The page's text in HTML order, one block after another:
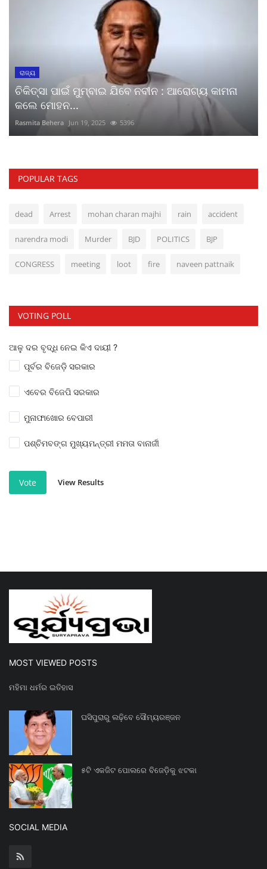
ରାଜ୍ୟ
ଚିକିତ୍ସା ପାଇଁ ମୁମ୍ବାଇ ଯିବେ ନବୀନ : ଆରୋଗ୍ୟ କାମନା
କଲେ ମୋହନ...
Rasmita Behera Jun 19, 2025 5396
POPULAR TAGS
dead Arrest mohan charan majhi rain accident
narendra modi Murder BJD POLITICS BJP
CONGRESS meeting loot fire naveen pattnaik
VOTING POLL
ଆଳୁ ଦର ବୃଦ୍ଧି ନେଇ କିଏ ଦାୟୀ ?
ପୂର୍ବର ବିଜେଡ଼ି ସରକାର
ଏବେର ବିଜେପି ସରକାର
ମୁନାଫାଖୋର ବେପାରୀ
ପଶ୍ଚିମବଙ୍ଗ ମୁଖ୍ୟମନ୍ତ୍ରୀ ମମତା ବାନାର୍ଜୀ
Vote View Results
MOST VIEWED POSTS
ମହିମା ଧର୍ମର ଇତିହାସ
ଘସିପୁରାରୁ ଲଢ଼ିବେ ସୌମ୍ୟରଞ୍ଜନ
୫ଟି ଏକଜିଟ ପୋଲରେ ବିଜେଡ଼ିକୁ ଝଟକା
SOCIAL MEDIA